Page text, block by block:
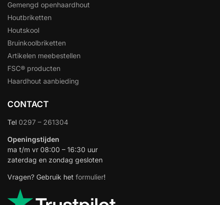
Gemengd openhaardhout
Houtbriketten
Houtskool
Bruinkoolbriketten
Artikelen meebestellen
FSC® producten
Haardhout aanbieding
CONTACT
Tel 0297 – 261304
Openingstijden
ma t/m vr 08:00 – 16:30 uur
zaterdag en zondag gesloten
Vragen? Gebruik het formulier!